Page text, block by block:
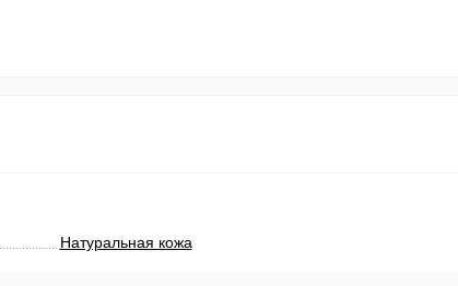
Натуральная кожа